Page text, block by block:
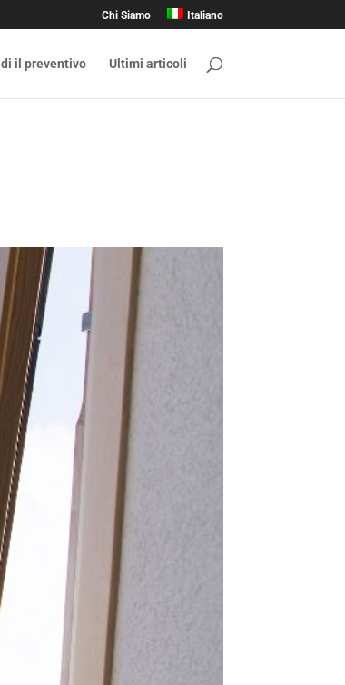
Chi Siamo Italiano
il preventivo Ultimi articoli